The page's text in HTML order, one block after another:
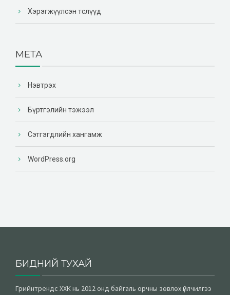
Хэрэгжүүлсэн төслүүд
МЕТА
Нэвтрэх
Бүртгэлийн тэжээл
Сэтгэгдлийн хангамж
WordPress.org
БИДНИЙ ТУХАЙ
Грийнтрендс ХХК нь 2012 онд байгаль орчны зөвлөх үйлчилгээ